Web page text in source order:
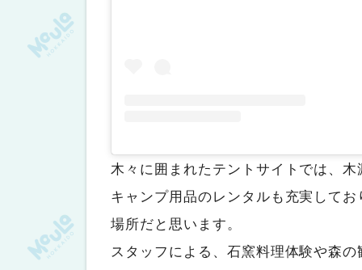
朱鞠内湖畔キャンプ場
ほろかない湖キャンプ場
小平町望洋台キャンプ場
【ニセコ・ルスツエリア】
ニセコサヒナキャンプ場
木々に囲まれたテントサイトでは、
キャンプ用品のレンタルも充実して
場所だと思います。
スタッフによる、石窯料理体験や森